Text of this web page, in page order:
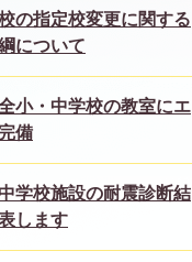
の指定校変更に関する
について
小・中学校の教室にエ
備
学校施設の耐震診断結
します